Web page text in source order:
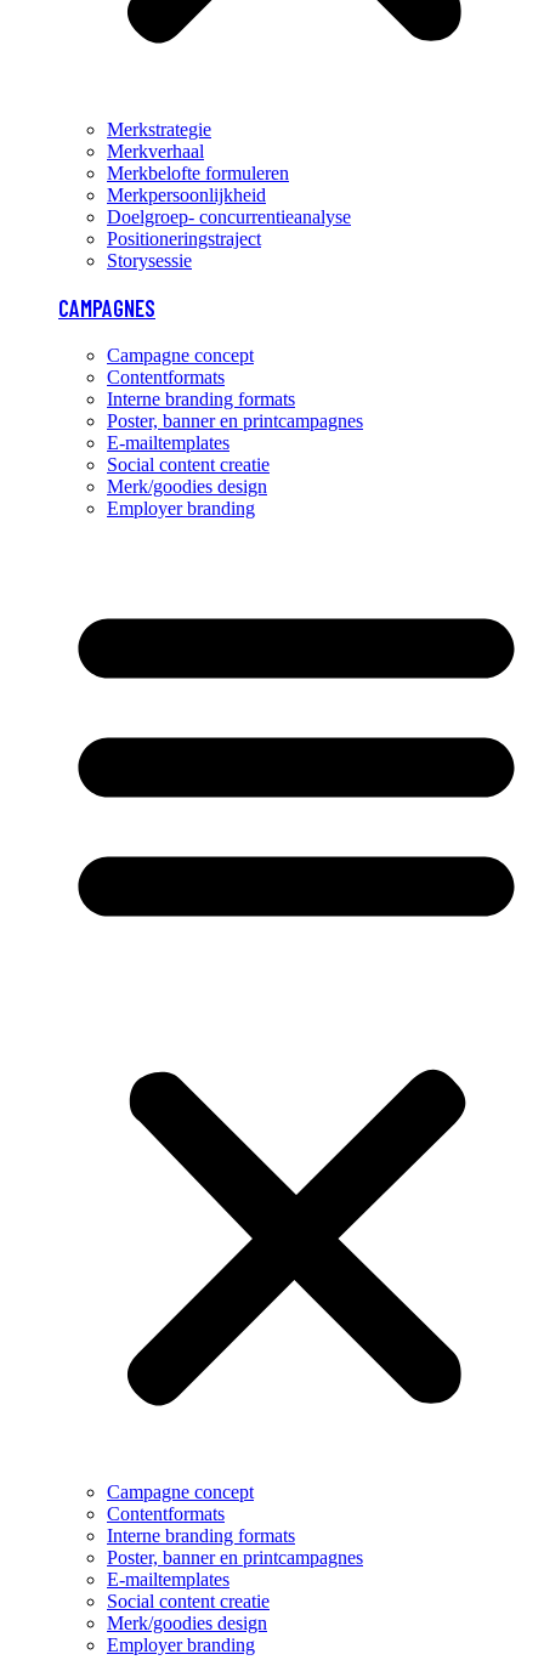
Merkstrategie
Merkverhaal
Merkbelofte formuleren
Merkpersoonlijkheid
Doelgroep- concurrentieanalyse
Positioneringstraject
Storysessie
CAMPAGNES
Campagne concept
Contentformats
Interne branding formats
Poster, banner en printcampagnes
E-mailtemplates
Social content creatie
Merk/goodies design
Employer branding
Campagne concept
Contentformats
Interne branding formats
Poster, banner en printcampagnes
E-mailtemplates
Social content creatie
Merk/goodies design
Employer branding